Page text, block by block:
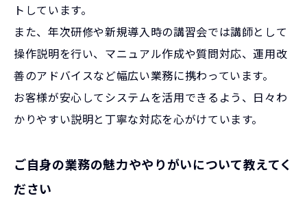
トしています。
また、年次研修や新規導入時の講習会では講師として
操作説明を行い、マニュアル作成や質問対応、運用改
善のアドバイスなど幅広い業務に携わっています。
お客様が安心してシステムを活用できるよう、日々わ
かりやすい説明と丁寧な対応を心がけています。
ご自身の業務の魅力ややりがいについて教えてく
ださい